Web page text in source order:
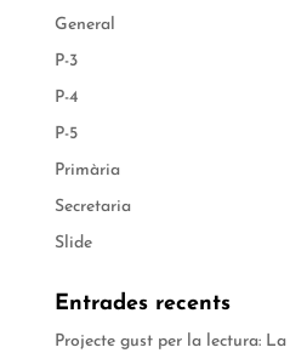
General
P-3
P-4
P-5
Primària
Secretaria
Slide
Entrades recents
Projecte gust per la lectura: